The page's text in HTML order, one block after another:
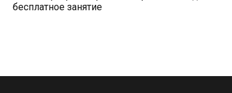
бесплатное занятие